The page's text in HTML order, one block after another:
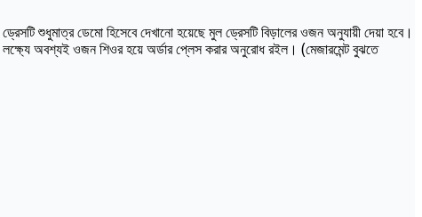
শুধুমাত্র ডেমো হিসেবে দেখানো হয়েছে মুল ড্রেসটি বিড়ালের ওজন অনুযায়ী দেয়া হবে।
লক্ষ্যে অবশ্যই ওজন শিওর হয়ে অর্ডার প্লেস করার অনুরোধ রইল। (মেজারমেন্ট বুঝতে